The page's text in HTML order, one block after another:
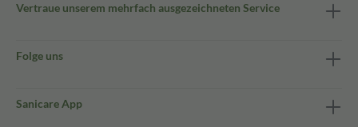
Vertraue unserem mehrfach ausgezeichneten Service
Folge uns
Sanicare App